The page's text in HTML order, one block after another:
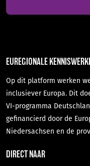
EUREGIONALE
Op dit platform werken
inclusiever Europa. Dit
VI-programma
gefinancierd door de
Niedersachsen en de
DIRECT NAAR